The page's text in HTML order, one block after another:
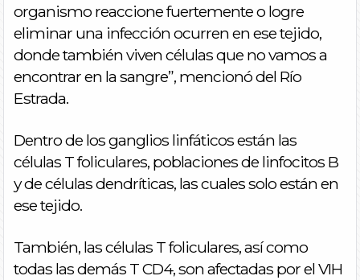
organismo reaccione fuertemente o logre
eliminar una infección ocurren en ese tejido,
donde también viven células que no vamos a
encontrar en la sangre”, mencionó del Río
Estrada.
Dentro de los ganglios linfáticos están las
células T foliculares, poblaciones de linfocitos B
y de células dendríticas, las cuales solo están en
ese tejido.
También, las células T foliculares, así como
todas las demás T CD4, son afectadas por el VIH